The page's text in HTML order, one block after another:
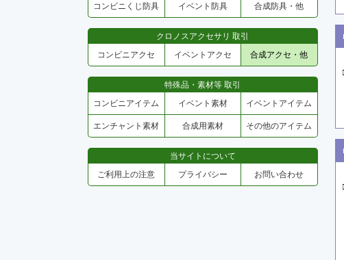
コンビニくじ防具
イベント防具 合成防具・他
クロノスアクセサリ 取引
コンビニアクセ
イベントアクセ 合成アクセ・他
特殊品・素材等 取引
コンビニアイテム
イベント素材 イベントアイテム
エンチャント素材 合成用素材 その他のアイテム
当サイトについて
ご利用上の注意
プライバシー お問い合わせ